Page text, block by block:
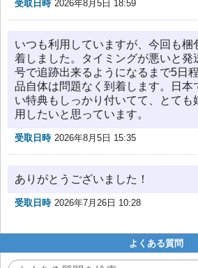
受取日時 2026年8月5日 18:59
いつも利用していますが、今回も梱
着しました。タイミングが悪いと発
号で追跡出来るようになるまで5日
品自体は問題なく到着します。日本
い特典もしっかり付いてて、とても
用したいと思っています。
受取日時 2026年8月5日 15:35
ありがとうございました！
受取日時 2026年7月26日 10:28
よくある質問